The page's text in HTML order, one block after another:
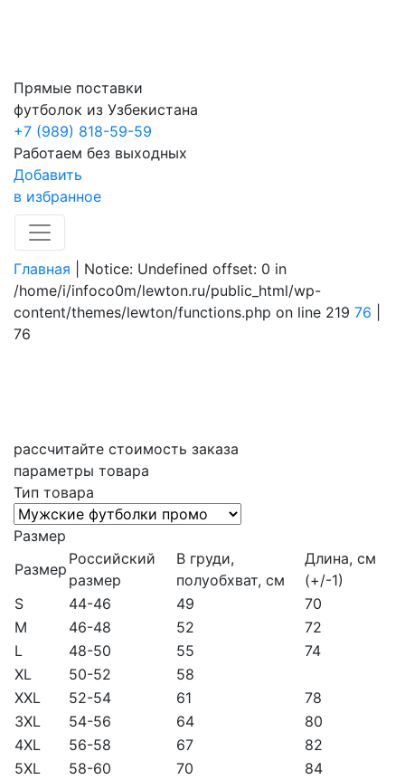
Прямые поставки
футболок из Узбекистана
+7 (989) 818-59-59
Работаем без выходных
Добавить
в избранное
Главная
Notice: Undefined offset: 0 in
/home/i/infoco0m/lewton.ru/public_html/wp-
content/themes/lewton/functions.php on line 219 76
76
рассчитайте стоимость заказа
параметры товара
Тип товара
Размер
Размер
Российский
размер
В груди,
полуобхват, см
Длина, см
(+/-1)
S
44-46 49
70
M
46-48 52
72
L
48-50 55
74
XL
50-52
58
XXL
52-54 61
78
3XL
54-56 64
80
4XL
56-58 67
82
5XL
58-60 70 84